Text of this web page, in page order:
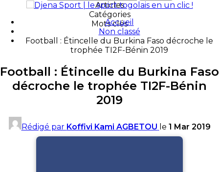
Articles
Catégories
Mots clés
Accueil
Non classé
Football : Étincelle du Burkina Faso décroche le
trophée TI2F-Bénin 2019
Football : Étincelle du Burkina Faso
décroche le trophée TI2F-Bénin
2019
Rédigé par Koffivi Kami AGBETOU le 1 Mar 2019